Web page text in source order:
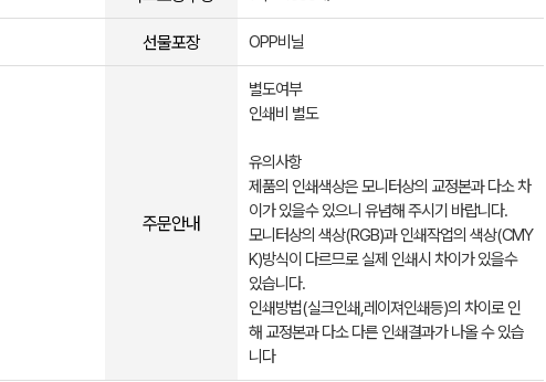
선물포장 OPP비닐
주문안내
별도여부
인쇄비 별도
유의사항
제품의 인쇄색상은 모니터상의 교정본과 다소 차
이가 있을수 있으니 유념해 주시기 바랍니다.
모니터상의 색상(RGB)과 인쇄작업의 색상(CMY
K)방식이 다르므로 실제 인쇄시 차이가 있을수
있습니다.
인쇄방법(실크인쇄,레이져인쇄등)의 차이로 인
해 교정본과 다소 다른 인쇄결과가 나올 수 있습
니다